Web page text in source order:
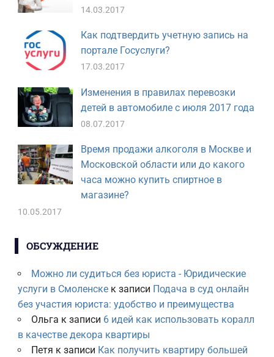
14.03.2017
Как подтвердить учетную запись на
портале Госуслуги?
17.03.2017
Изменения в правилах перевозки
детей в автомобиле с июля 2017 года
08.07.2017
Время продажи алкоголя в Москве и
Московской области или до какого
часа можно купить спиртное в
магазине?
10.05.2017
ОБСУЖДЕНИЕ
Можно ли судиться без юриста - Юридические
услуги в Смоленскек записи Подача в суд онлайн
без участия юриста: удобство и преимущества
Ольга к записи 6 идей как использовать коралл
в качестве декора квартиры
Петя к записи Как получить квартиру большей